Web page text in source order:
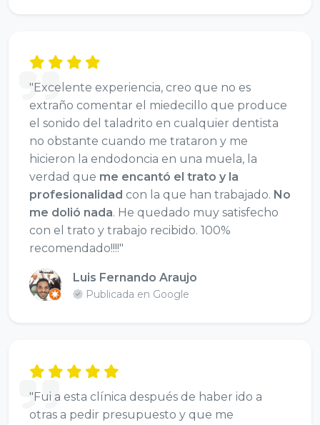
"Excelente experiencia, creo que no es
extraño comentar el miedecillo que produce
el sonido del taladrito en cualquier dentista
no obstante cuando me trataron y me
hicieron la endodoncia en una muela, la
verdad que me encantó el trato y la
profesionalidad con la que han trabajado. No
me dolió nada. He quedado muy satisfecho
con el trato y trabajo recibido. 100%
recomendado!!!!"
Luis Fernando Araujo
Publicada en Google
"Fui a esta clínica después de haber ido a
otras a pedir presupuesto y que me